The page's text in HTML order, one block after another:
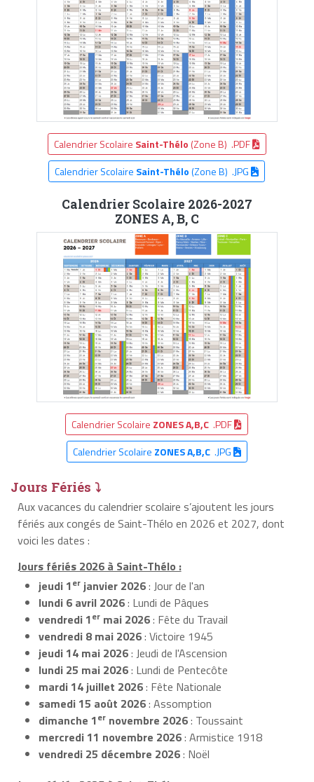
Calendrier Scolaire Saint-Thélo (Zone B) .PDF
Calendrier Scolaire Saint-Thélo(Zone B) .JPG
Calendrier Scolaire 2026-2027
ZONES A, B, C
Calendrier Scolaire ZONES A,B,C .PDF
Calendrier Scolaire ZONES A,B,C.JPG
Jours Fériés ⤵
Aux vacances du calendrier scolaire s’ajoutent les jours
fériés aux congés de Saint-Thélo en 2026 et 2027, dont
voici les dates :
Jours fériés 2026 à Saint-Thélo :
jeudi 1er janvier 2026: Jour de l'an
lundi 6 avril 2026: Lundi de Pâques
vendredi 1er mai 2026: Fête du Travail
vendredi 8 mai 2026: Victoire 1945
jeudi 14 mai 2026: Jeudi de l'Ascension
lundi 25 mai 2026: Lundi de Pentecôte
mardi 14 juillet 2026: Fête Nationale
samedi 15 août 2026: Assomption
dimanche 1er novembre 2026: Toussaint
mercredi 11 novembre 2026: Armistice 1918
vendredi 25 décembre 2026: Noël